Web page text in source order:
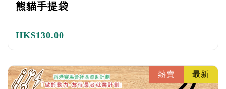
熊貓手提袋
HK$130.00
熱賣 最新